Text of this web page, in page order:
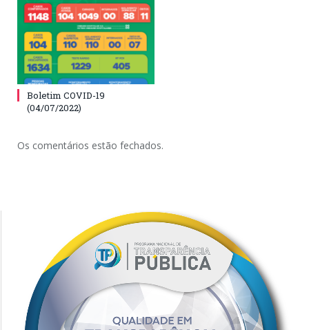
Boletim COVID-19
(04/07/2022)
Os comentários estão fechados.